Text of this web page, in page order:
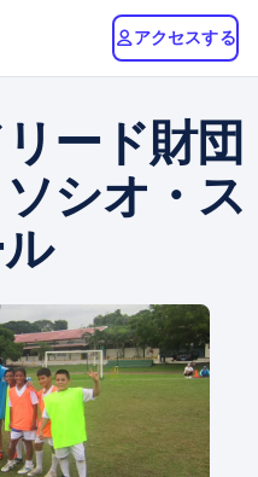
アクセスする
ード財団
シオ・ス